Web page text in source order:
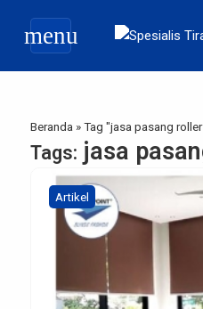
menu
Beranda »Tag "jasa pasang
Tags: jasa
Artikel